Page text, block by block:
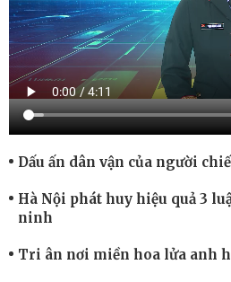
Dấu ấn dân vận của người
Hà Nội phát huy hiệu quả 3
ninh
Tri ân nơi miền hoa lửa anh